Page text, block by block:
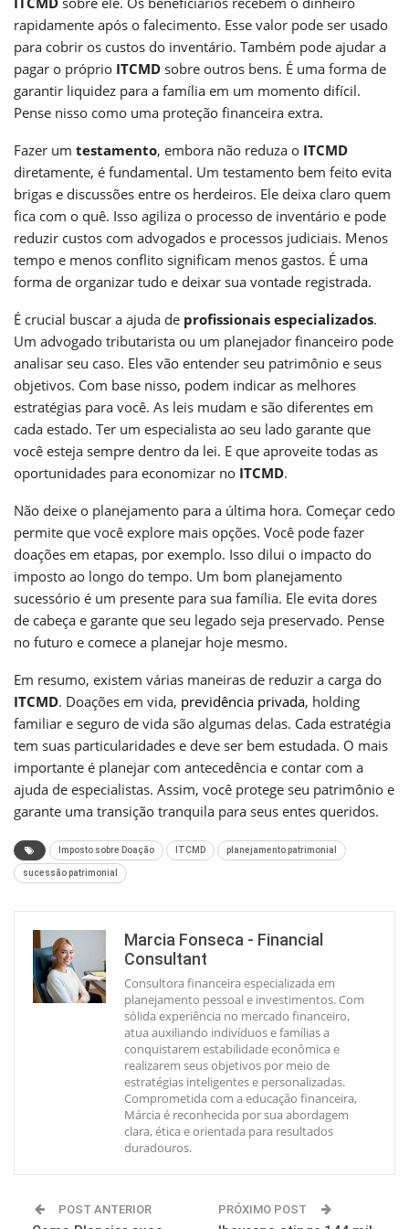
rapidamente após o falecimento. Esse valor pode ser usado
para cobrir os custos do inventário. Também pode ajudar a
pagar o próprio ITCMD sobre outros bens. É uma forma de
garantir liquidez para a família em um momento difícil.
Pense nisso como uma proteção financeira extra.
Fazer um testamento, embora não reduza o ITCMD
diretamente, é fundamental. Um testamento bem feito evita
brigas e discussões entre os herdeiros. Ele deixa claro quem
fica com o quê. Isso agiliza o processo de inventário e pode
reduzir custos com advogados e processos judiciais. Menos
tempo e menos conflito significam menos gastos. É uma
forma de organizar tudo e deixar sua vontade registrada.
É crucial buscar a ajuda de profissionais especializados.
Um advogado tributarista ou um planejador financeiro pode
analisar seu caso. Eles vão entender seu patrimônio e seus
objetivos. Com base nisso, podem indicar as melhores
estratégias para você. As leis mudam e são diferentes em
cada estado. Ter um especialista ao seu lado garante que
você esteja sempre dentro da lei. E que aproveite todas as
oportunidades para economizar no ITCMD.
Não deixe o planejamento para a última hora. Começar cedo
permite que você explore mais opções. Você pode fazer
doações em etapas, por exemplo. Isso dilui o impacto do
imposto ao longo do tempo. Um bom planejamento
sucessório é um presente para sua família. Ele evita dores
de cabeça e garante que seu legado seja preservado. Pense
no futuro e comece a planejar hoje mesmo.
Em resumo, existem várias maneiras de reduzir a carga do
ITCMD. Doações em vida, previdência privada, holding
familiar e seguro de vida são algumas delas. Cada estratégia
tem suas particularidades e deve ser bem estudada. O mais
importante é planejar com antecedência e contar com a
ajuda de especialistas. Assim, você protege seu patrimônio e
garante uma transição tranquila para seus entes queridos.
Imposto sobre Doação ITCMD planejamento patrimonial
sucessão patrimonial
Marcia Fonseca - Financial
Consultant
Consultora financeira especializada em
planejamento pessoal e investimentos. Com
sólida experiência no mercado financeiro,
atua auxiliando indivíduos e famílias a
conquistarem estabilidade econômica e
realizarem seus objetivos por meio de
estratégias inteligentes e personalizadas.
Comprometida com a educação financeira,
Márcia é reconhecida por sua abordagem
clara, ética e orientada para resultados
duradouros.
POST ANTERIOR PRÓXIMO POST